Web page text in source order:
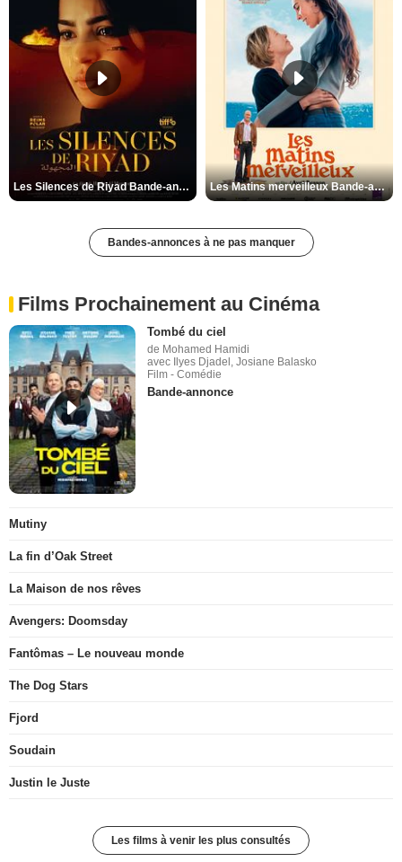
Les Silences de Riyad Bande-annonce VO STFR Les Matins merveilleux Bande-annonce VF
Bandes-annonces à ne pas manquer
Films Prochainement au Cinéma
Tombé du ciel
de Mohamed Hamidi
avec Ilyes Djadel, Josiane Balasko
Film - Comédie
Bande-annonce
Mutiny
La fin d’Oak Street
La Maison de nos rêves
Avengers: Doomsday
Fantômas – Le nouveau monde
The Dog Stars
Fjord
Soudain
Justin le Juste
Les films à venir les plus consultés